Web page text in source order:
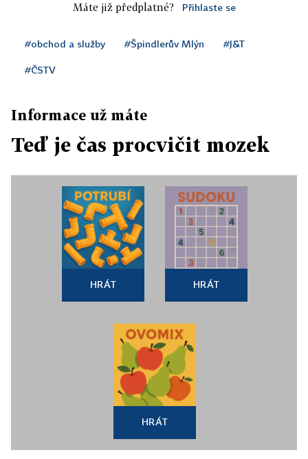
Máte již předplatné? Přihlaste se
#obchod a služby #Špindlerův Mlýn #J&T
#ČSTV
Informace už máte
Teď je čas procvičit mozek
HRÁT HRÁT
HRÁT